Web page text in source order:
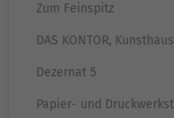
Zum Feinspitz
DAS KONTOR, Kunsthaus
Dezernat 5
Papier- und